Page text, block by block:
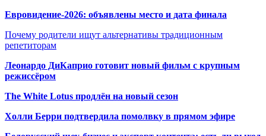
Евровидение-2026: объявлены место и дата финала
Почему родители ищут альтернативы традиционным
репетиторам
Леонардо ДиКаприо готовит новый фильм с крупным
режиссёром
The White Lotus продлён на новый сезон
Холли Берри подтвердила помолвку в прямом эфире